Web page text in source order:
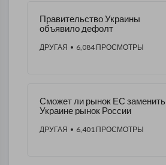
Правительство Украины
объявило дефолт
ДРУГАЯ • 6,084 ПРОСМОТРЫ
Сможет ли рынок ЕС заменить
Украине рынок России
ДРУГАЯ • 6,401 ПРОСМОТРЫ